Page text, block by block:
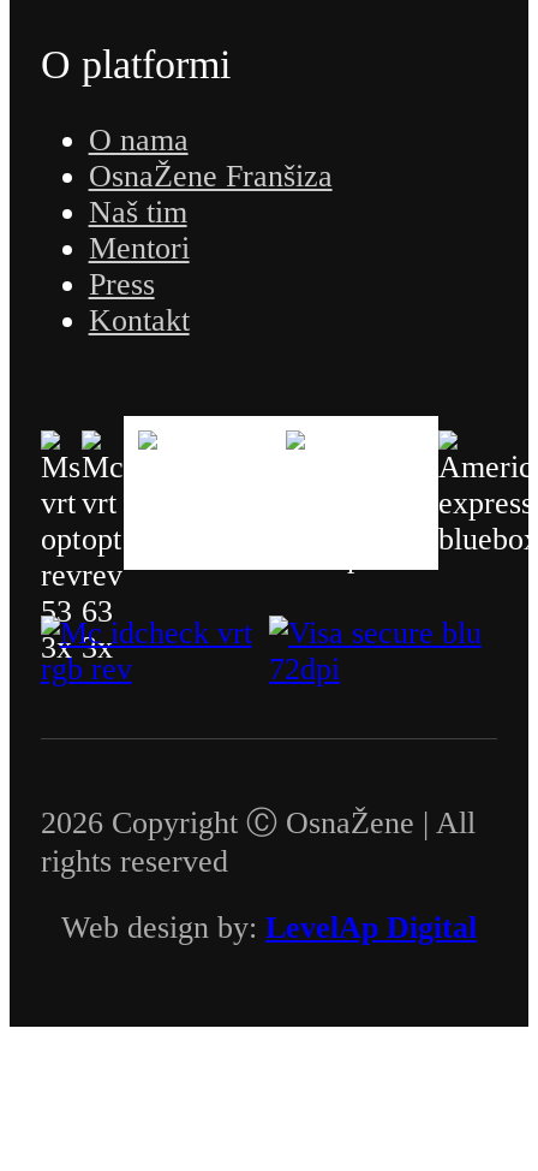
O platformi
O nama
OsnaŽene Franšiza
Naš tim
Mentori
Press
Kontakt
2026 Copyright Ⓒ OsnaŽene | All
rights reserved
Web design by: LevelAp Digital